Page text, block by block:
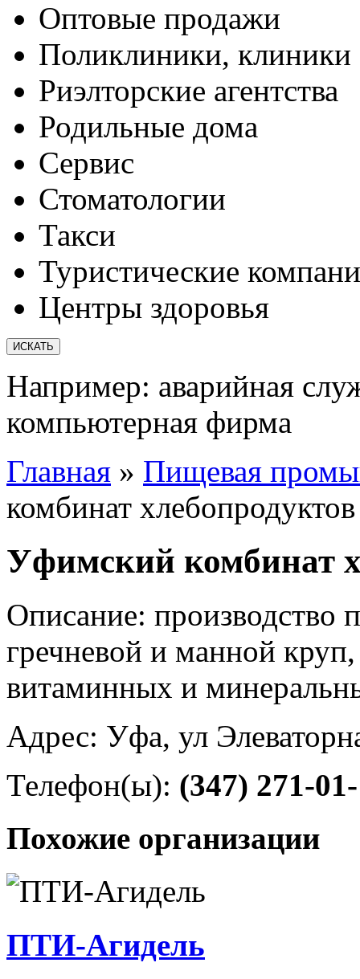
Оптовые продажи
Поликлиники, клиники
Риэлторские агентства
Родильные дома
Сервис
Стоматологии
Такси
Туристические
Центры здоровья
Например: аварийная
компьютерная фирма
Главная » Пищевая
комбинат хлебопродуктов
Уфимский комбинат
Описание: производство
гречневой и манной
витаминных и
Адрес: Уфа, ул
Телефон(ы): (347) 271-
Похожие организации
ПТИ-Агидель